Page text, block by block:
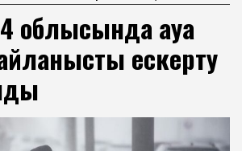
14 облысында ауа
ескерту